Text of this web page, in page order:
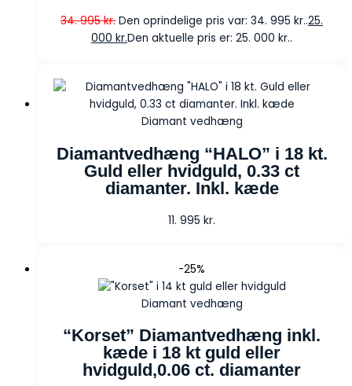
34. 995kr. Den oprindelige pris var: 34. 995 kr..25.
000 kr.Den aktuelle pris er: 25. 000 kr..
Diamant vedhæng
Diamantvedhæng “HALO” i 18 kt.
Guld eller hvidguld, 0.33 ct
diamanter. Inkl. kæde
11. 995 kr.
-25%
Diamant vedhæng
“Korset” Diamantvedhæng inkl.
kæde i 18 kt guld eller
hvidguld,0.06 ct. diamanter